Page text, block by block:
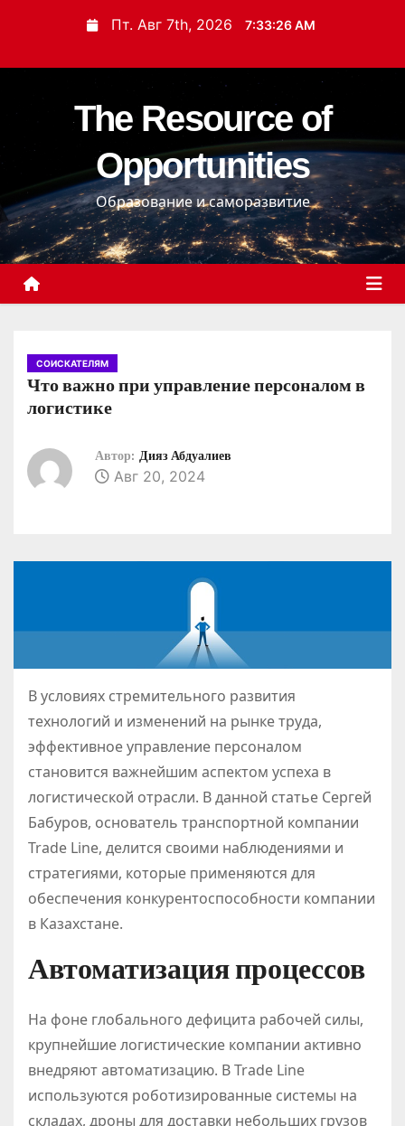
и
с
о
д
Пт. Авг 7th, 2026 7:33:27 AM
The Resource of
Opportunities
Образование и саморазвитие
СОИСКАТЕЛЯМ
Что важно при управление персоналом в
логистике
Автор: Дияз Абдуалиев
Авг 20, 2024
В условиях стремительного развития
технологий и изменений на рынке труда,
эффективное управление персоналом
становится важнейшим аспектом успеха в
логистической отрасли. В данной статье Сергей
Бабуров, основатель транспортной компании
Trade Line, делится своими наблюдениями и
стратегиями, которые применяются для
обеспечения конкурентоспособности компании
в Казахстане.
Автоматизация процессов
На фоне глобального дефицита рабочей силы,
крупнейшие логистические компании активно
внедряют автоматизацию. В Trade Line
используются роботизированные системы на
складах, дроны для доставки небольших грузов